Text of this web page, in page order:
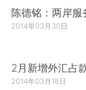
陈德铭：两岸服
2014年03月30日
2月新增外汇占
2014年03月18日